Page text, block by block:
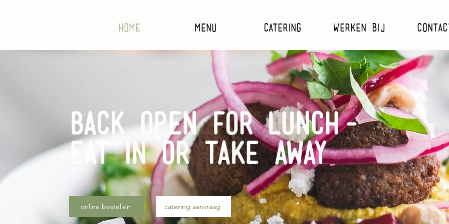
Home Menu Catering Werken bij
back open for lunch-
eat in or take away
online bestellen catering aanvraag